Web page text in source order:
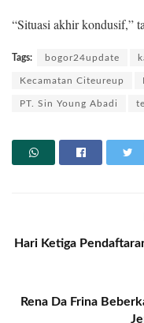
“Situasi akhir kondusif,”
Tags: bogor24update
Kecamatan Citeureup
PT. Sin Young Abadi
Hari Ketiga
Rena Da Frina